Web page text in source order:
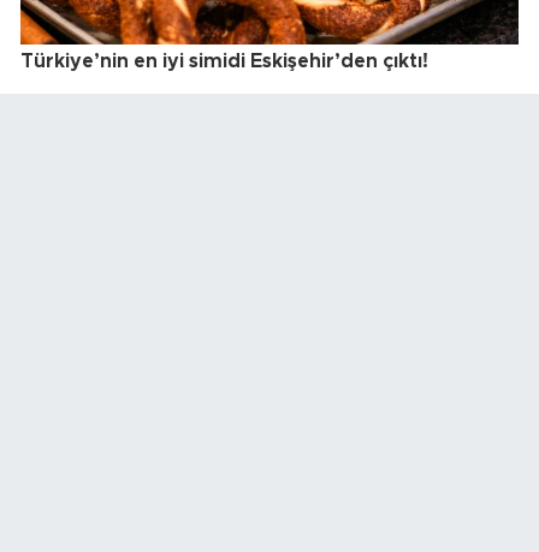
Türkiye’nin en iyi simidi Eskişehir’den çıktı!